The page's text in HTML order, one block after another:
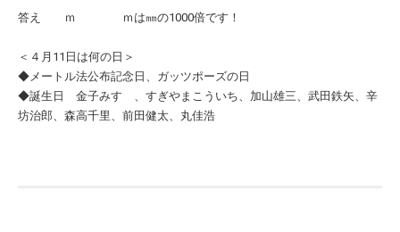
答え ｍ ｍは㎜の1000倍です！
＜４月11日は何の日＞
◆メートル法公布記念日、ガッツポーズの日
◆誕生日 金子みすゞ、すぎやまこういち、加山雄三、武田鉄矢、辛
坊治郎、森高千里、前田健太、丸佳浩